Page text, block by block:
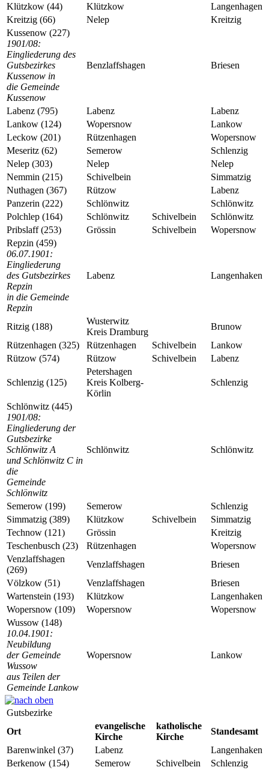
Klützkow (44) Klützkow
Langenhagen
Kreitzig (66)
Nelep
Kreitzig
Kussenow (227)
1901/08:
Eingliederung des
Gutsbezirkes
Kussenow in
die Gemeinde
Kussenow
Benzlaffshagen Briesen
Labenz (795) Labenz
Labenz
Lankow (124)
Wopersnow
Lankow
Leckow (201)
Rützenhagen
Wopersnow
Meseritz (62)
Semerow
Schlenzig
Nelep (303)
Nelep
Nelep
Nemmin (215)
Schivelbein
Simmatzig
Nuthagen (367)
Rützow
Labenz
Panzerin (222)
Schlönwitz
Schlönwitz
Polchlep (164)
Schlönwitz Schivelbein
Schlönwitz
Pribslaff (253)
Grössin Schivelbein
Wopersnow
Repzin (459)
06.07.1901:
Eingliederung
des Gutsbezirkes
Repzin
in die Gemeinde
Repzin
Labenz Langenhaken
Ritzig (188)
Wusterwitz
Kreis Dramburg
Brunow
Rützenhagen (325)
Rützenhagen Schivelbein
Lankow
Rützow (574)
Rützow Schivelbein Labenz
Schlenzig (125)
Petershagen
Kreis Kolberg-
Körlin
Schlenzig
Schlönwitz (445)
1901/08:
Eingliederung der
Gutsbezirke
Schlönwitz A
und Schlönwitz C in
die
Gemeinde
Schlönwitz
Schlönwitz Schlönwitz
Semerow (199) Semerow
Schlenzig
Simmatzig (389)
Klützkow Schivelbein
Simmatzig
Technow (121)
Grössin
Kreitzig
Teschenbusch (23)
Rützenhagen
Wopersnow
Venzlaffshagen
(269)
Venzlaffshagen
Briesen
Völzkow (51)
Venzlaffshagen
Briesen
Wartenstein (193)
Klützkow
Langenhaken
Wopersnow (109)
Wopersnow
Wopersnow
Wussow (148)
10.04.1901:
Neubildung
der Gemeinde
Wussow
aus Teilen der
Gemeinde Lankow
Wopersnow Lankow
Gutsbezirke
Ort
evangelische
Kirche
katholische
Kirche
Standesamt
Barenwinkel (37)
Labenz
Langenhaken
Berkenow (154)
Semerow Schivelbein
Schlenzig